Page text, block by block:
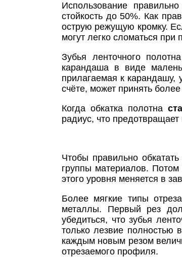
Использование
стойкость до 50%. Как
острую режущую кромку.
могут легко сломаться
Зубья ленточного
карандаша в виде
прилагаемая к карандашу,
счёте, может принять
Когда обкатка полотна
радиус, что
Чтобы правильно
группы материалов.
этого уровня меняется в
Более мягкие типы
металлы. Первый рез
убедиться, что зубья
только лезвие полностью
каждым новым резом
отрезаемого профиля.